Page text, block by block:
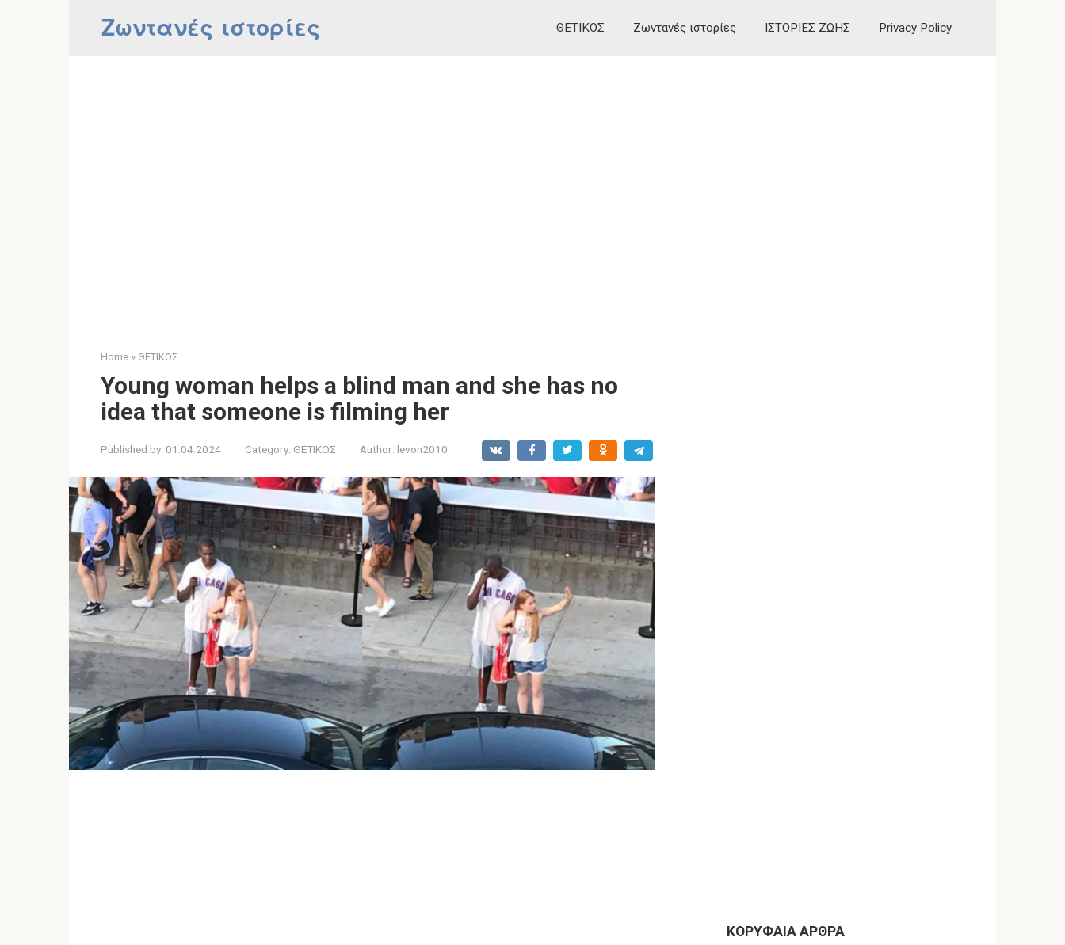
Ζωντανές ιστορίες ΘΕΤΙΚΟΣ Ζωντανές ιστορίες ΙΣΤΟΡΙΕΣ ΖΩΗΣ Privacy Policy
Home » ΘΕΤΙΚΟΣ
Young woman helps a blind man and she has no
idea that someone is filming her
Published by: 01.04.2024 Category: ΘΕΤΙΚΟΣ Author: levon2010
ΚΟΡΥΦΑΙΑ ΑΡΘΡΑ